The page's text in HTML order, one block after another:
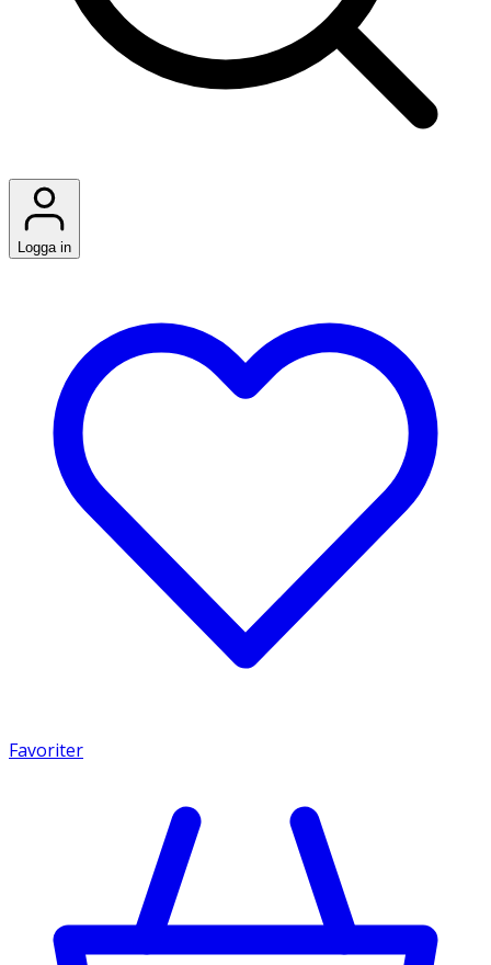
Logga in
Favoriter